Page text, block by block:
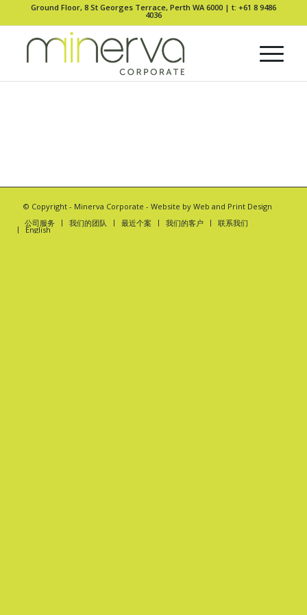
Ground Floor, 8 St Georges Terrace, Perth WA 6000 | t: +61 8 9486
4036
© Copyright - Minerva Corporate - Website by Web and Print Design
公司服务
我们的团队 最近个案 我们的客户 联系我们
English